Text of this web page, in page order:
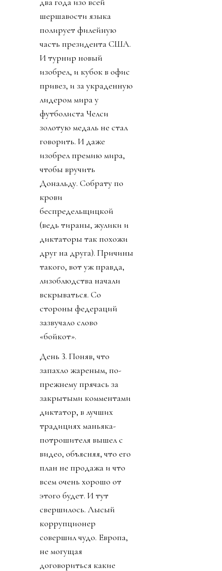
шершавости языка
полирует филейную
часть президента США.
И турнир новый
изобрел, и кубок в офис
привез, и за украденную
лидером мира у
футболиста Челси
золотую медаль не стал
говорить. И даже
изобрел премию мира,
чтобы вручить
Дональду. Собрату по
крови
беспредельщицкой
(ведь тираны, жулики и
диктаторы так похожи
друг на друга). Причины
такого, вот уж правда,
лизоблюдства начали
вскрываться. Со
стороны федераций
зазвучало слово
«бойкот».
День 3. Поняв, что
запахло жареным, по-
прежнему прячась за
закрытыми комментами
диктатор, в лучших
традициях маньяка-
потрошителя вышел с
видео, объясняя, что его
план не продажа и что
всем очень хорошо от
этого будет. И тут
свершилось. Лысый
коррупционер
совершил чудо. Европа,
не могущая
договориться какие